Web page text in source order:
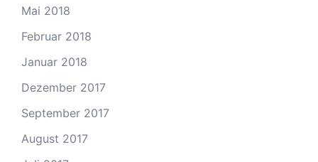
Mai 2018
Februar 2018
Januar 2018
Dezember 2017
September 2017
August 2017